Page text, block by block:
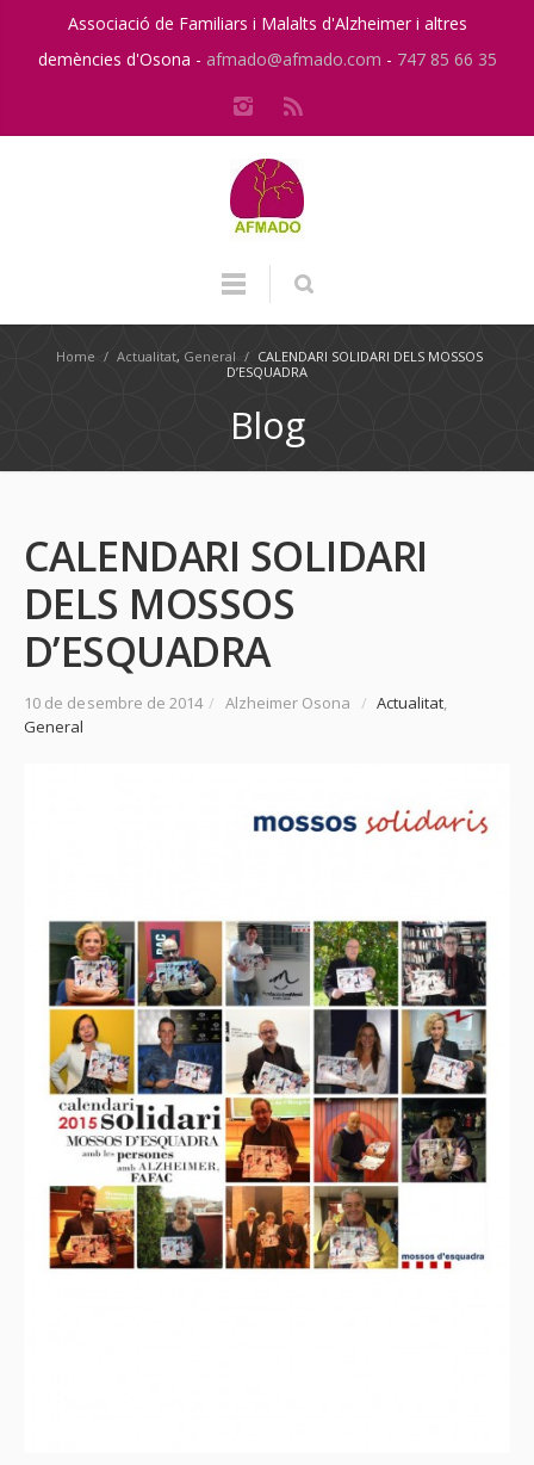
Associació de Familiars i Malalts d'Alzheimer i altres
demències d'Osona - afmado@afmado.com - 747 85 66 35
Home / Actualitat, General / CALENDARI SOLIDARI DELS MOSSOS
D’ESQUADRA
Blog
CALENDARI SOLIDARI
DELS MOSSOS
D’ESQUADRA
10 de desembre de 2014 / Alzheimer Osona / Actualitat,
General